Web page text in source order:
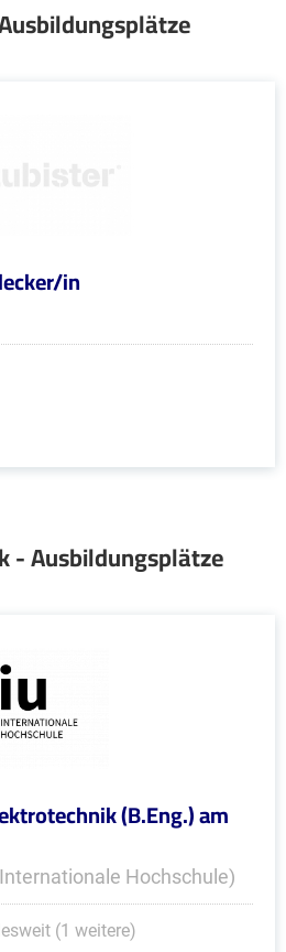
in
- Ausbildungsplätze
(B.Eng.) am
Hochschule)
(1 weitere)